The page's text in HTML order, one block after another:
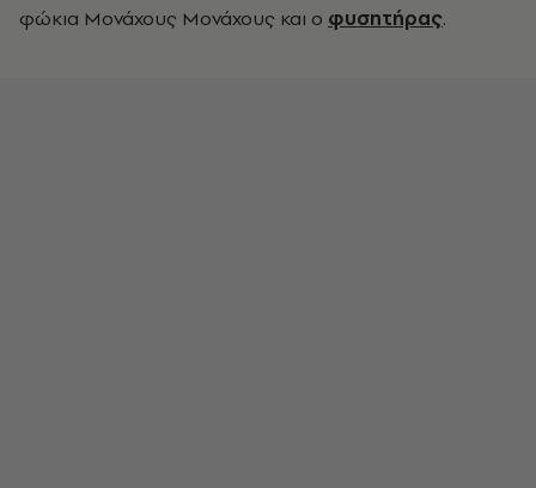
φώκια Μονάχους Μονάχους και ο φυσητήρας.